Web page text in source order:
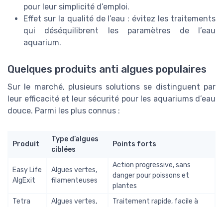
pour leur simplicité d’emploi.
Effet sur la qualité de l’eau : évitez les traitements
qui déséquilibrent les paramètres de l’eau
aquarium.
Quelques produits anti algues populaires
Sur le marché, plusieurs solutions se distinguent par
leur efficacité et leur sécurité pour les aquariums d’eau
douce. Parmi les plus connus :
Produit
Type d’algues
ciblées
Points forts
Easy Life
AlgExit
Algues vertes,
filamenteuses
Action progressive, sans
danger pour poissons et
plantes
Tetra
Algues vertes,
Traitement rapide, facile à